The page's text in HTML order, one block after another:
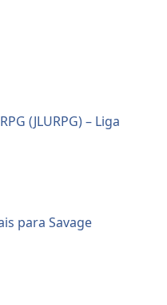
(JLURPG) – Liga
para Savage